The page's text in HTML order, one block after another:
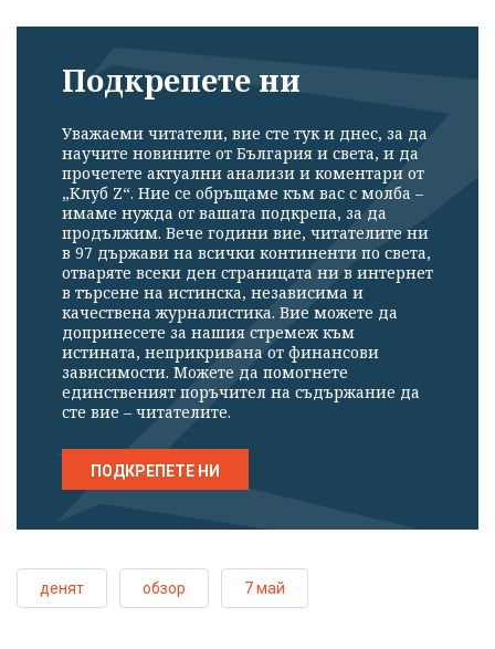
Подкрепете ни
Уважаеми читатели, вие сте тук и днес, за да
научите новините от България и света, и да
прочетете актуални анализи и коментари от
„Клуб Z“. Ние се обръщаме към вас с молба –
имаме нужда от вашата подкрепа, за да
продължим. Вече години вие, читателите ни
в 97 държави на всички континенти по света,
отваряте всеки ден страницата ни в интернет
в търсене на истинска, независима и
качествена журналистика. Вие можете да
допринесете за нашия стремеж към
истината, неприкривана от финансови
зависимости. Можете да помогнете
единственият поръчител на съдържание да
сте вие – читателите.
ПОДКРЕПЕТЕ НИ
денят обзор 7 май